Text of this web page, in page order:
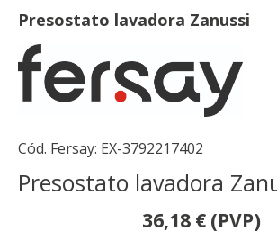
Presostato lavadora Zanussi
Cód. Fersay: EX-3792217402
Presostato lavadora
36,18 € (PVP)